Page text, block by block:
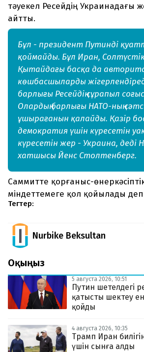
тәуекел Ресейдің Украинадағы
айтты.
Бұл - президент Путинді
қоймайды. Бұл Иран,
Қытайдағы басқа да
көшбасшыларды
барлығы Ресейдің сұрапыл
Олардың барлығы НАТО-ның
ұшырағанын қалайды. Қазір
демократия үшін күресетін
күресетін жер - Украина, деді
хатшысы Йенс Столтенберг.
Саммитте қорғаныс-
міндеттемеге қол қойылады деп
Тегтер:
Nurbike Beksultan
Оқыңыз
5 августа 2026, 10:51
Путин шетелдегі
қатысты шектеу
қойды
4 августа 2026, 10:35
Трамп Иран
үшін сынға алды